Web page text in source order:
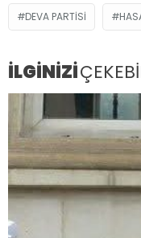
DEVA PARTISI
İLGİNİZİ